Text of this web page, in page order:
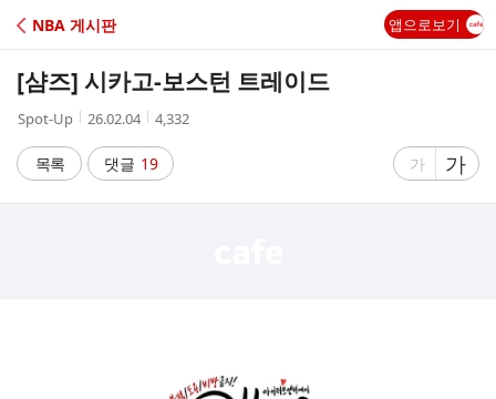
C
A
NBA 게시판 앱으로보기
[샴즈] 시카고-보스턴 트레이드
작
자
Spot-Up
작
시
간
26.02.04
조
수
4,332
목록 댓글 19
글
가
글
자
가